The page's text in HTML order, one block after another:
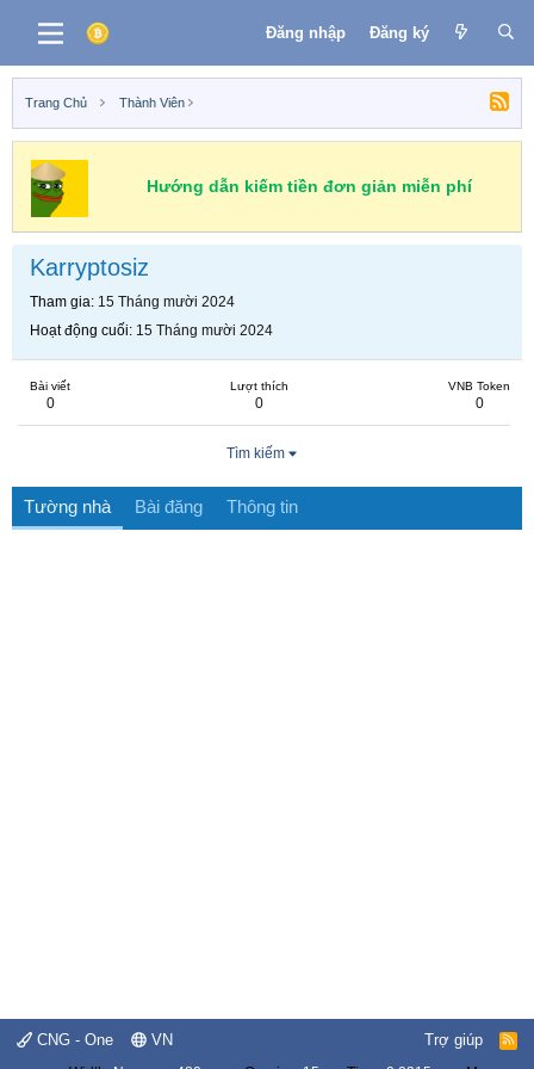
Đăng nhập Đăng ký
Trang Chủ Thành Viên
Hướng dẫn kiếm tiền đơn giản miễn phí
Karryptosiz
Tham gia 15 Tháng mười 2024
Hoạt động cuối 15 Tháng mười 2024
Bài viết
0
Lượt thích
0
VNB Token
0
Tìm kiếm
Tường nhà Bài đăng Thông tin
CNG - One VN Trợ giúp
R